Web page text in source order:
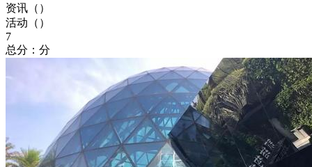
资讯（ ）
活动（ ）
7
总分：分